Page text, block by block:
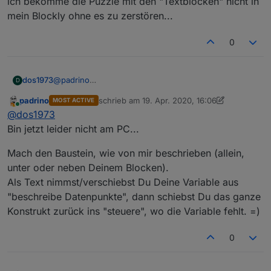
mein Blockly ohne es zu zerstören...
0
D dos1973@padrino
in mein Blockly ohne es zu zerstören...
Online
padrino MOST ACTIVE schrieb am 19. Apr. 2020, 16:06
zuletzt editiert von padrino
@dos1973
Bin jetzt leider nicht am PC...
Mach den Baustein, wie von mir beschrieben (allein,
unter oder neben Deinem Blocken).
Als Text nimmst/verschiebst Du Deine Variable aus
"beschreibe Datenpunkte", dann schiebst Du das ganze
Konstrukt zurück ins "steuere", wo die Variable fehlt. =)
0